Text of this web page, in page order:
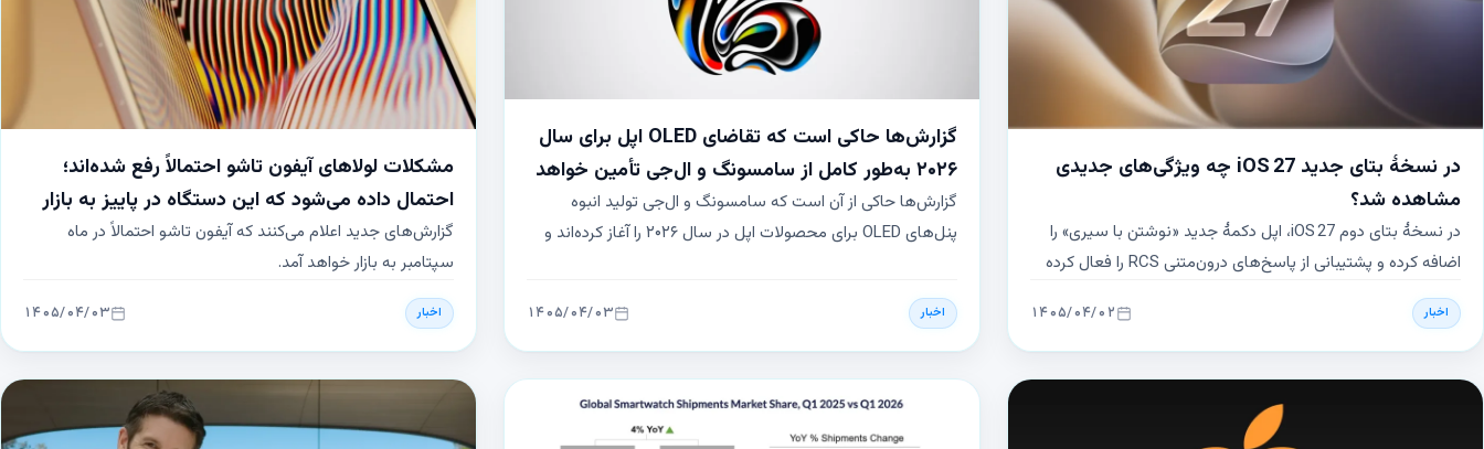
مشکلات لولاهای آیفون تاشو احتمالاً رفع شده‌اند؛
احتمال داده می‌شود که این دستگاه در پاییز به بازار
برسد
گزارش‌های جدید اعلام می‌کنند که آیفون تاشو احتمالاً در ماه
سپتامبر به بازار خواهد آمد.
اخبار ۱۴۰۵/۰۴/۰۳
گزارش‌ها حاکی است که تقاضای OLED اپل برای سال
۲۰۲۶ به‌طور کامل از سامسونگ و ال‌جی تأمین خواهد
شد
گزارش‌ها حاکی از آن است که سامسونگ و ال‌جی تولید انبوه
پنل‌های OLED برای محصولات اپل در سال ۲۰۲۶ را آغاز کرده‌اند و
را تأمین کنند. این همکاری نشان‌دهندهٔ وابستگی اپل به
تأمین‌کنندگان کره‌ای برای فناوری نمایشگرهای پیشرفته است
اخبار ۱۴۰۵/۰۴/۰۳
در نسخهٔ بتای جدید iOS 27 چه ویژگی‌های جدیدی
مشاهده شد؟
در نسخهٔ بتای دوم iOS 27، اپل دکمهٔ جدید «نوشتن با سیری» را
اضافه کرده و پشتیبانی از پاسخ‌های درون‌متنی RCS را فعال کرده
عکس‌های RAW، تغییرات جدید در برنامهٔ Wallet و سایر
ویژگی‌های تازه ارائه شده‌اند.
اخبار ۱۴۰۵/۰۴/۰۲